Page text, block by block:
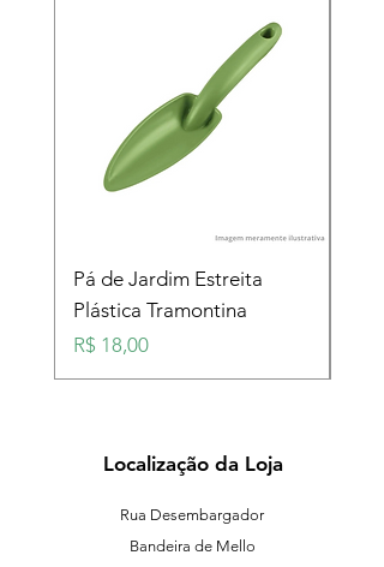
Pá de Jardim Estreita
Plástica Tramontina
Preço
R$ 18,00
Localização da Loja
Rua Desembargador
Bandeira de Mello